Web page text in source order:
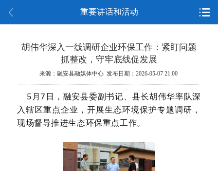
重要讲话和活动
胡伟华深入一线调研企业环保工作：紧盯问题
抓整改，守牢底线促发展
来源：融安县融媒体中心 发布日期：2026-05-07 21:00
5 月7日，融安县委副书记、县长胡伟华率队深
入辖区重点企业，开展生态环境保护专题调研，
现场督导推进生态环保重点工作。